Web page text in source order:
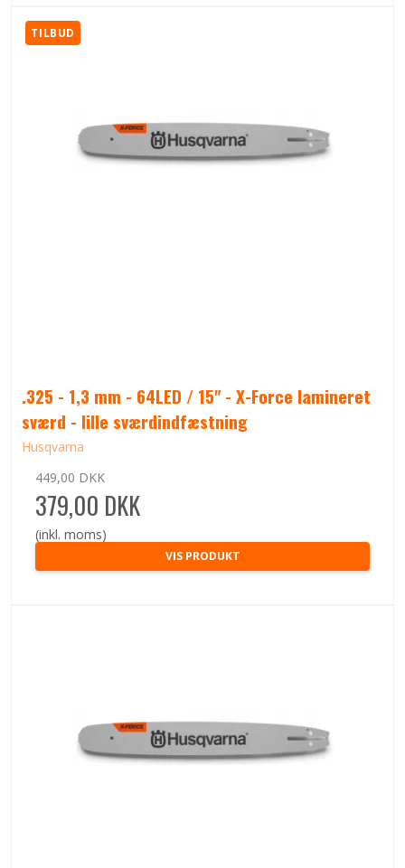
TILBUD
.325 - 1,3 mm - 64LED / 15" - X-Force lamineret
sværd - lille sværdindfæstning
Husqvarna
449,00 DKK
379,00 DKK
(inkl. moms)
VIS PRODUKT